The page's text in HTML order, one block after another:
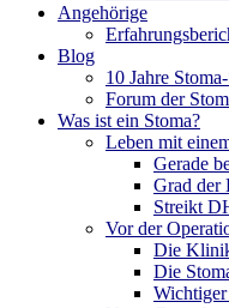
Angehörige
Blog
10 Jahre
Forum der
Was ist ein Stoma?
Leben mit
Gerade
Grad der
Streikt
Vor der
Die
Die